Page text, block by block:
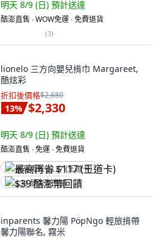
明天 8/9 (日) 預計送達
酷澎直售 ∙ WOW免運 ∙ 免費退貨
(3)
lionelo 三方向嬰兒揹巾 Margareet,
酷炫彩
折扣後價格$2,680
13% $2,330
明天 8/9 (日) 預計送達
酷澎直售 ∙ 免運 ∙ 免費退貨
最高再省 $117 (王道卡)
$39 酷澎幣回饋
inparents 馨力陽 PöpNgo 輕旅揹帶
馨力陽聯名, 霧米